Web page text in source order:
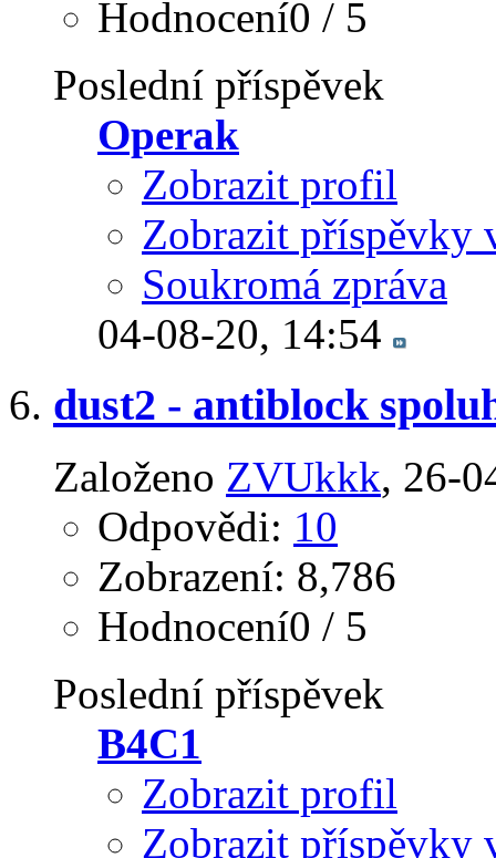
Hodnocení0 / 5
Poslední příspěvek
Operak
Zobrazit profil
Zobrazit příspěvky
Soukromá zpráva
04-08-20, 14:54
dust2 - antiblock
Založeno ZVUkkk‎, 26-
Odpovědi: 10
Zobrazení: 8,786
Hodnocení0 / 5
Poslední příspěvek
B4C1
Zobrazit profil
Zobrazit příspěvky